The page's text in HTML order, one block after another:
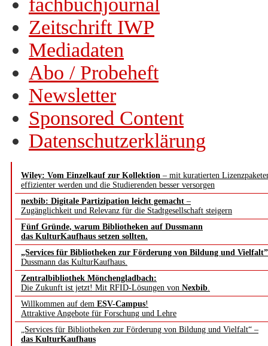
fachbuchjournal
Zeitschrift IWP
Mediadaten
Abo / Probeheft
Newsletter
Sponsored Content
Datenschutzerklärung
Wiley: Vom Einzelkauf zur Kollektion – mit kuratierten
effizienter werden und die Studierenden besser versorgen
nexbib: Digitale Partizipation leicht gemacht –
Zugänglichkeit und Relevanz für die Stadtgesellschaft steigern
Fünf Gründe, warum Bibliotheken auf Dussmann
das KulturKaufhaus setzen sollten.
„Services für Bibliotheken zur Förderung von Bildung und
Dussmann das KulturKaufhaus.
Zentralbibliothek Mönchengladbach:
Die Zukunft ist jetzt! Mit RFID-Lösungen von Nexbib.
Willkommen auf dem ESV-Campus!
Attraktive Angebote für Forschung und Lehre
„Services für Bibliotheken zur Förderung von Bildung und Vielfalt“ –
das KulturKaufhaus